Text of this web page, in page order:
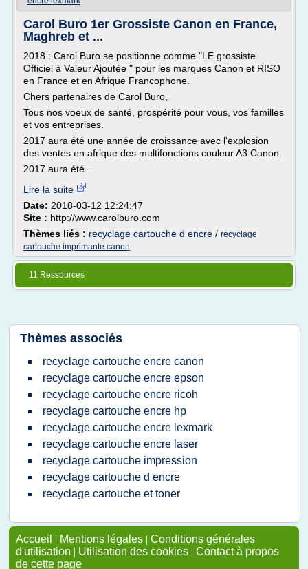
Carol Buro 1er Grossiste Canon en France,
Maghreb et ...
2018 : Carol Buro se positionne comme "LE grossiste
Officiel à Valeur Ajoutée " pour les marques Canon et RISO
en France et en Afrique Francophone.
Chers partenaires de Carol Buro,
Tous nos voeux de santé, prospérité pour vous, vos familles
et vos entreprises.
2017 aura été une année de croissance avec l'explosion
des ventes en afrique des multifonctions couleur A3 Canon.
2017 aura été...
Lire la suite
Date: 2018-03-12 12:24:47
Site : http://www.carolburo.com
Thèmes liés : recyclage cartouche d encre / recyclage
cartouche imprimante canon
11 Ressources
Thèmes associés
recyclage cartouche encre canon
recyclage cartouche encre epson
recyclage cartouche encre ricoh
recyclage cartouche encre hp
recyclage cartouche encre lexmark
recyclage cartouche encre laser
recyclage cartouche impression
recyclage cartouche d encre
recyclage cartouche et toner
Accueil | Mentions légales | Conditions générales
d'utilisation | Utilisation des cookies | Contact à propos
de cette page